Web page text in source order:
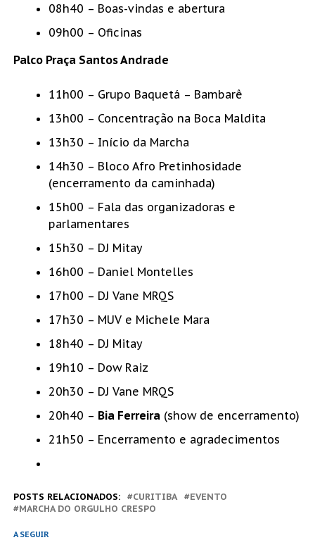
08h40 – Boas-vindas e abertura
09h00 – Oficinas
Palco Praça Santos Andrade
11h00 – Grupo Baquetá – Bambarê
13h00 – Concentração na Boca Maldita
13h30 – Início da Marcha
14h30 – Bloco Afro Pretinhosidade
(encerramento da caminhada)
15h00 – Fala das organizadoras e
parlamentares
15h30 – DJ Mitay
16h00 – Daniel Montelles
17h00 – DJ Vane MRQS
17h30 – MUV e Michele Mara
18h40 – DJ Mitay
19h10 – Dow Raiz
20h30 – DJ Vane MRQS
20h40 – Bia Ferreira (show de encerramento)
21h50 – Encerramento e agradecimentos
POSTS RELACIONADOS: CURITIBA
EVENTO
MARCHA DO ORGULHO CRESPO
A SEGUIR